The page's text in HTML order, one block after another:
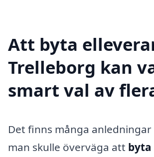
Att byta
Trelleborg kan
smart val av
Det finns många
man skulle överväga att byta